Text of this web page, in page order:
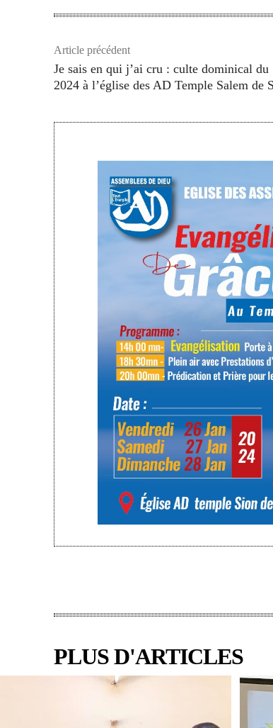
Article précédent
Je sais en qui j’ai cru : culte dominical du
2024 à l’église des AD Temple Salem de
PLUS D'ARTICLES